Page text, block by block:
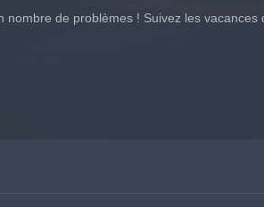
de problèmes ! Suivez les